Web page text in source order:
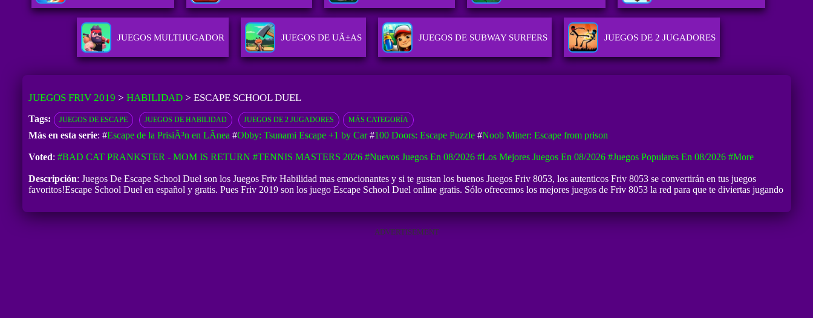
JUEGOS MULTIJUGADOR JUEGOS DE UÃ±AS JUEGOS DE SUBWAY SURFERS JUEGOS DE 2 JUGADORES
JUEGOS FRIV 2019 > HABILIDAD> ESCAPE SCHOOL DUEL
Tags: JUEGOS DE ESCAPE JUEGOS DE HABILIDAD JUEGOS DE 2 JUGADORES MÁS CATEGORÍA
Más en esta serie: #Escape de la PrisiÃ³n en LÃ­nea #Obby: Tsunami Escape +1 by Car#100 Doors: Escape Puzzle#Noob Miner: Escape from prison
Voted: #BAD CAT PRANKSTER - MOM IS RETURN #TENNIS MASTERS 2026 #Nuevos Juegos En 08/2026 #Los Mejores Juegos En 08/2026 #Juegos Populares En 08/2026 #more
Descripción: Juegos De Escape School Duel son los Juegos Friv Habilidad mas emocionantes y si te gustan los buenos Juegos Friv 8053, los autenticos Friv 8053 se convertirán en tus juegos
favoritos!Escape School Duel en español y gratis. Pues Friv 2019 son los juego Escape School Duel online gratis. Sólo ofrecemos los mejores juegos de Friv 8053 la red para que te diviertas jugando
ADVERTISEMENT